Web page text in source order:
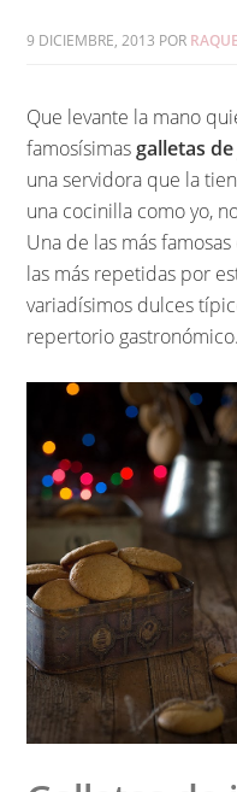
9 DICIEMBRE, 2013 POR
Que levante la mano
famosísimasgalletas
una servidora que la
una cocinilla como yo,
Una de las más
las más repetidas por
variadísimos dulces
repertorio gastronómico.